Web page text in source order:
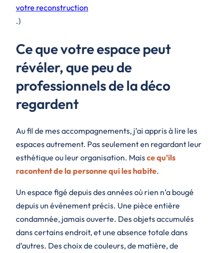
votre reconstruction
.)
Ce que votre espace peut
révéler, que peu de
professionnels de la déco
regardent
Au fil de mes accompagnements, j’ai appris à lire les
espaces autrement. Pas seulement en regardant leur
esthétique ou leur organisation. Maisce qu’ils
racontent de la personne qui les habite.
Un espace figé depuis des années où rien n’a bougé
depuis un événement précis. Une pièce entière
condamnée, jamais ouverte. Des objets accumulés
dans certains endroit, et une absence totale dans
d’autres. Des choix de couleurs, de matière, de